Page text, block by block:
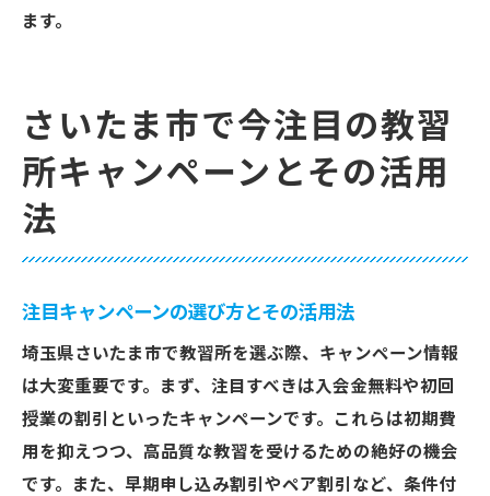
ます。
さいたま市で今注目の教習
所キャンペーンとその活用
法
注目キャンペーンの選び方とその活用法
埼玉県さいたま市で教習所を選ぶ際、キャンペーン情報
は大変重要です。まず、注目すべきは入会金無料や初回
授業の割引といったキャンペーンです。これらは初期費
用を抑えつつ、高品質な教習を受けるための絶好の機会
です。また、早期申し込み割引やペア割引など、条件付